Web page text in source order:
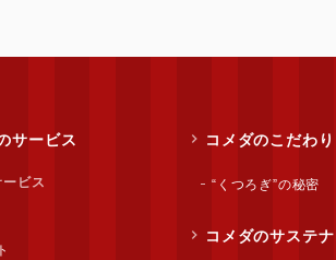
サービス
ビス
コメダのこだわり
“くつろぎ”の秘密
コメダのサステ